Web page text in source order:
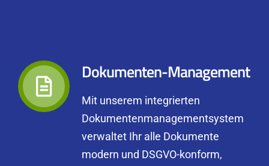
Dokumenten-Management
Mit unserem integrierten
Dokumentenmanagementsystem
verwaltet Ihr alle Dokumente
modern und DSGVO-konform,